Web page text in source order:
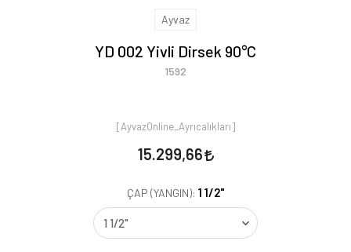
Ayvaz
YD 002 Yivli Dirsek 90°C
1592
[AyvazOnline_Ayrıcalıkları]
15.299,66
ÇAP (YANGIN): 1 1/2"